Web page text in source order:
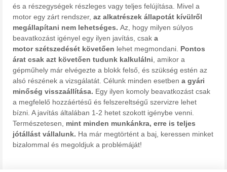
és a részegységek részleges vagy teljes felújítása. Mivel a
motor egy zárt rendszer, az alkatrészek állapotát kívülről
megállapítani nem lehetséges. Az, hogy milyen súlyos
beavatkozást igényel egy ilyen javítás, csak a
motor szétszedését követően lehet megmondani. Pontos
árat csak azt követően tudunk kalkulálni , amikor a
gépműhely már elvégezte a blokk felső, és szükség estén az
alsó részének a vizsgálatát. Célunk minden esetben a gyári
minőség visszaállítása. Egy ilyen komoly beavatkozást csak
a megfelelő hozzáértésű és felszereltségű szervizre lehet
bízni. A javítás általában 1-2 hetet szokott igénybe venni.
Természetesen, mint minden munkánkra, erre is teljes
jótállást vállalunk. Ha már megtörtént a baj, keressen minket
bizalommal és megoldjuk a problémáját!